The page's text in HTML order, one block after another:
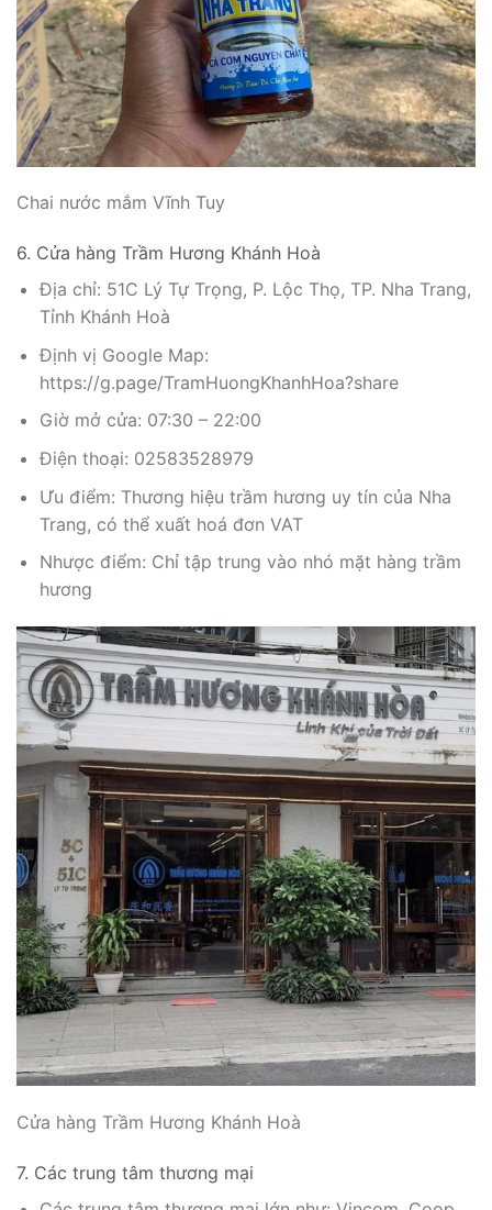
Chai nước mắm Vĩnh Tuy
6. Cửa hàng Trầm Hương Khánh Hoà
Địa chỉ: 51C Lý Tự Trọng, P. Lộc Thọ, TP. Nha Trang,
Tỉnh Khánh Hoà
Định vị Google Map:
https://g.page/TramHuongKhanhHoa?share
Giờ mở cửa: 07:30 – 22:00
Điện thoại: 02583528979
Ưu điểm: Thương hiệu trầm hương uy tín của Nha
Trang, có thể xuất hoá đơn VAT
Nhược điểm: Chỉ tập trung vào nhó mặt hàng trầm
hương
Cửa hàng Trầm Hương Khánh Hoà
7. Các trung tâm thương mại